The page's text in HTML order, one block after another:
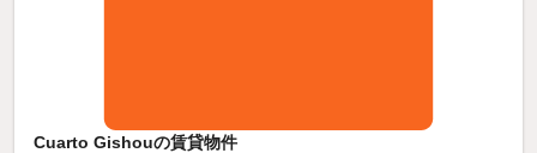
Cuarto Gishouの賃貸物件